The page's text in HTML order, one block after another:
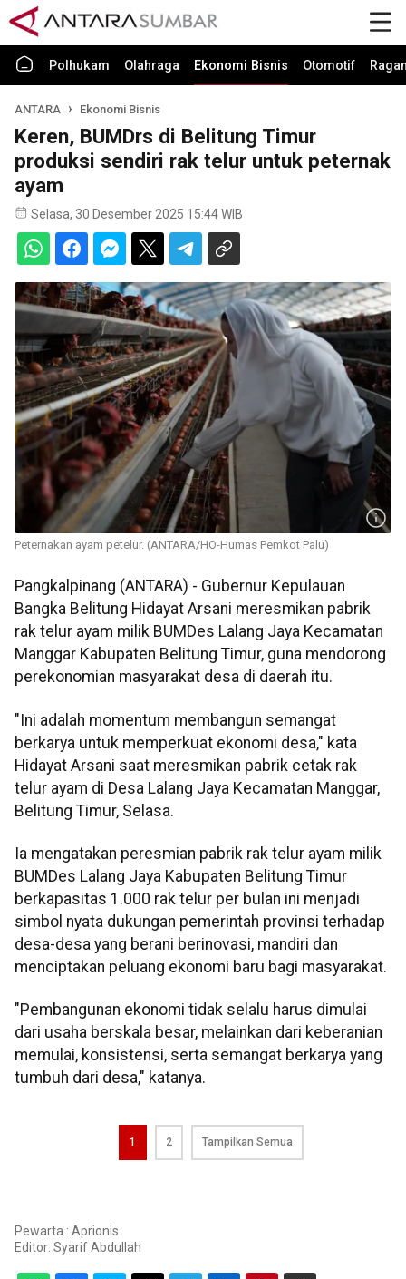
Polhukam Olahraga Ekonomi Bisnis Otomotif
ANTARA Ekonomi Bisnis
Keren, BUMDrs di Belitung Timur
produksi sendiri rak telur untuk peternak
ayam
Selasa, 30 Desember 2025 15:44 WIB
Peternakan ayam petelur. (ANTARA/HO-Humas Pemkot Palu)
Pangkalpinang (ANTARA) - Gubernur Kepulauan
Bangka Belitung Hidayat Arsani meresmikan pabrik
rak telur ayam milik BUMDes Lalang Jaya Kecamatan
Manggar Kabupaten Belitung Timur, guna mendorong
perekonomian masyarakat desa di daerah itu.
"Ini adalah momentum membangun semangat
berkarya untuk memperkuat ekonomi desa," kata
Hidayat Arsani saat meresmikan pabrik cetak rak
telur ayam di Desa Lalang Jaya Kecamatan Manggar,
Belitung Timur, Selasa.
Ia mengatakan peresmian pabrik rak telur ayam milik
BUMDes Lalang Jaya Kabupaten Belitung Timur
berkapasitas 1.000 rak telur per bulan ini menjadi
simbol nyata dukungan pemerintah provinsi terhadap
desa-desa yang berani berinovasi, mandiri dan
menciptakan peluang ekonomi baru bagi masyarakat.
"Pembangunan ekonomi tidak selalu harus dimulai
dari usaha berskala besar, melainkan dari keberanian
memulai, konsistensi, serta semangat berkarya yang
tumbuh dari desa," katanya.
1 2 Tampilkan Semua
Pewarta : Aprionis
Editor: Syarif Abdullah